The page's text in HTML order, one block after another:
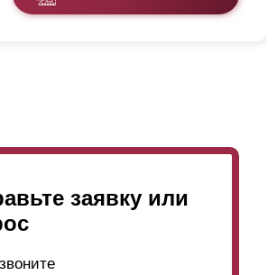
заявку или